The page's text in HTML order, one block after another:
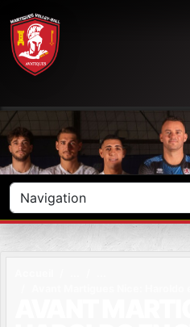
Panneau de gestion des cookies